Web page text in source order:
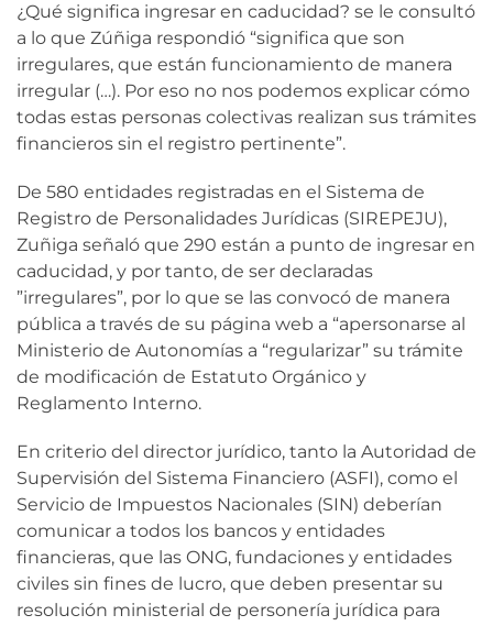
¿Qué significa ingresar en caducidad? se le consultó
a lo que Zúñiga respondió “significa que son
irregulares, que están funcionamiento de manera
irregular (…). Por eso no nos podemos explicar cómo
todas estas personas colectivas realizan sus trámites
financieros sin el registro pertinente”.
De 580 entidades registradas en el Sistema de
Registro de Personalidades Jurídicas (SIREPEJU),
Zuñiga señaló que 290 están a punto de ingresar en
caducidad, y por tanto, de ser declaradas
”irregulares”, por lo que se las convocó de manera
pública a través de su página web a “apersonarse al
Ministerio de Autonomías a “regularizar” su trámite
de modificación de Estatuto Orgánico y
Reglamento Interno.
En criterio del director jurídico, tanto la Autoridad de
Supervisión del Sistema Financiero (ASFI), como el
Servicio de Impuestos Nacionales (SIN) deberían
comunicar a todos los bancos y entidades
financieras, que las ONG, fundaciones y entidades
civiles sin fines de lucro, que deben presentar su
resolución ministerial de personería jurídica para